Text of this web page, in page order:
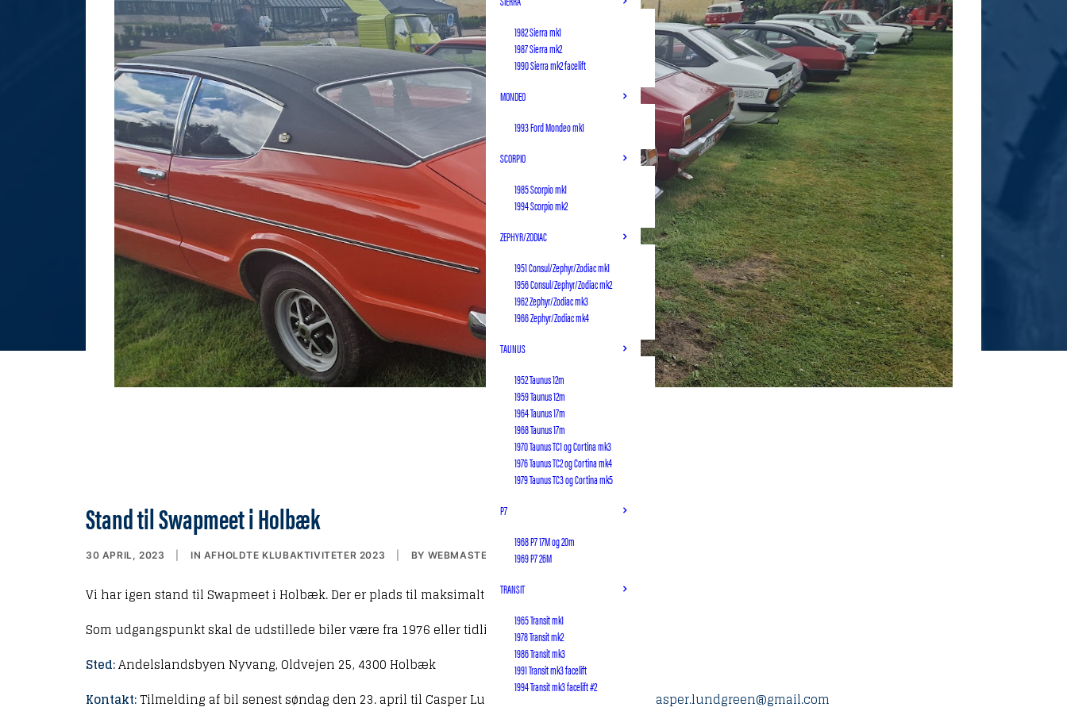
1982 Sierra mk1
1987 Sierra mk2
1990 Sierra mk2 facelift
MONDEO
1993 Ford Mondeo mk1
SCORPIO
1985 Scorpio mk1
1994 Scorpio mk2
ZEPHYR/ZODIAC
1951 Consul/Zephyr/Zodiac mk1
1956 Consul/Zephyr/Zodiac mk2
1962 Zephyr/Zodiac mk3
1966 Zephyr/Zodiac mk4
TAUNUS
1952 Taunus 12m
1959 Taunus 12m
1964 Taunus 17m
1968 Taunus 17m
1970 Taunus TC1 og Cortina mk3
1976 Taunus TC2 og Cortina mk4
1979 Taunus TC3 og Cortina mk5
P7
1968 P7 17M og 20m
1969 P7 26M
TRANSIT
1965 Transit mk1
1978 Transit mk2
1986 Transit mk3
1991 Transit mk3 facelift
1994 Transit mk3 facelift #2
Stand til Swapmeet i Holbæk
30 APRIL, 2023 IN AFHOLDTE KLUBAKTIVITETER 2023 BY WEBMASTER
Vi har igen stand til Swapmeet i Holbæk. Der er plads til maksimalt 5 biler.
Som udgangspunkt skal de udstillede biler være fra 1976 eller tidligere.
Sted:Andelslandsbyen Nyvang, Oldvejen 25, 4300 Holbæk
Kontakt:Tilmelding af bil senest søndag den 23. april til Casper Lundgreen på 26279469 eller casper.lundgreen@gmail.com